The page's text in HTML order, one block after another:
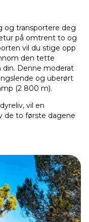
og transportere deg
på omtrent to og
vil du stige opp
den tette
Denne moderat
og uberørt
(2 800 m).
vil en
de to første dagene